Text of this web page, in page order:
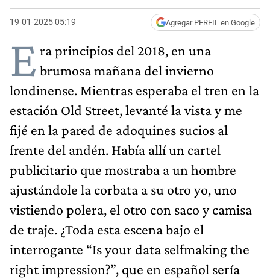
19-01-2025 05:19 Agregar PERFIL en Google
E ra principios del 2018, en una
brumosa mañana del invierno
londinense. Mientras esperaba el tren en la
estación Old Street, levanté la vista y me
fijé en la pared de adoquines sucios al
frente del andén. Había allí un cartel
publicitario que mostraba a un hombre
ajustándole la corbata a su otro yo, uno
vistiendo polera, el otro con saco y camisa
de traje. ¿Toda esta escena bajo el
interrogante “Is your data selfmaking the
right impression?”, que en español sería